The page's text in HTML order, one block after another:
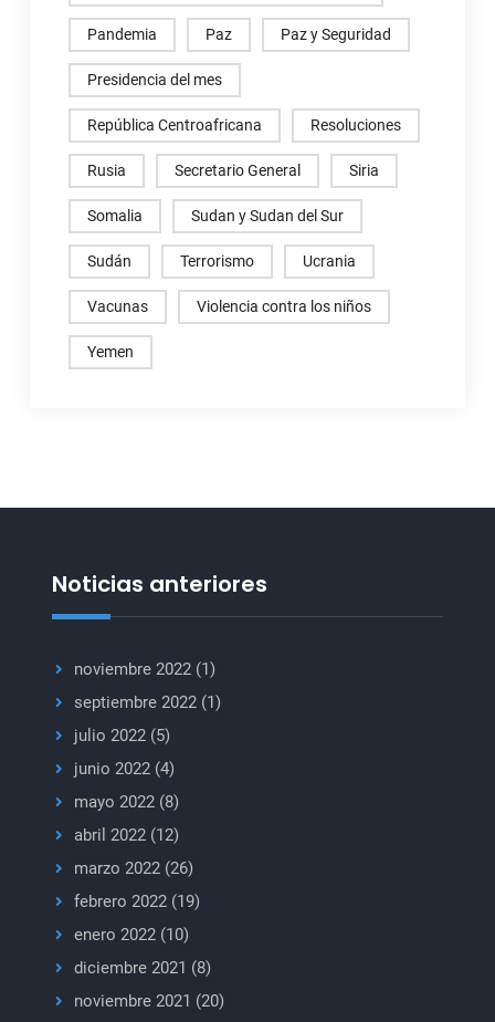
Pandemia Paz Paz y Seguridad
Presidencia del mes
República Centroafricana Resoluciones
Rusia Secretario General Siria
Somalia Sudan y Sudan del Sur
Sudán Terrorismo Ucrania
Vacunas Violencia contra los niños
Yemen
Noticias anteriores
noviembre 2022(1)
septiembre 2022(1)
julio 2022(5)
junio 2022(4)
mayo 2022(8)
abril 2022(12)
marzo 2022(26)
febrero 2022(19)
enero 2022(10)
diciembre 2021 (8)
noviembre 2021 (20)